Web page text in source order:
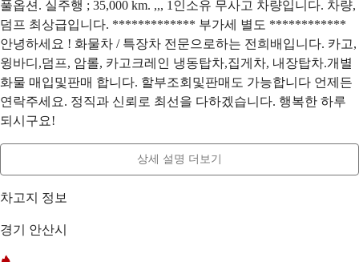
풀옵션. 실주행 ; 35,000 km. ,,, 1인소유 무사고 차량입니다. 차량,
덤프 최상급입니다. ************* 부가세 별도 ************
안녕하세요 ! 화물차 / 특장차 전문으로하는 전희배입니다. 카고,
윙바디,덤프, 암롤, 카고크레인 냉동탑차,집게차, 내장탑차.개별
화물 매입및판매 합니다. 할부조회및판매도 가능합니다 언제든
연락주세요. 정직과 신뢰로 최선을 다하겠습니다. 행복한 하루
되시구요!
상세 설명 더보기
차고지 정보
경기 안산시